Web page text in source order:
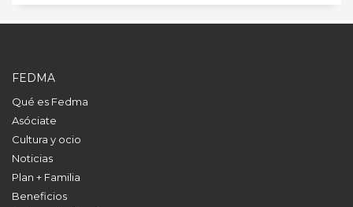
FEDMA
Qué es Fedma
Asóciate
Cultura y ocio
Noticias
Plan + Familia
Beneficios